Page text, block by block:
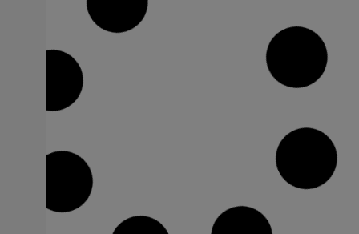
Almussafes convida als seus artistes i
grups de música a actuar davant el
públic local